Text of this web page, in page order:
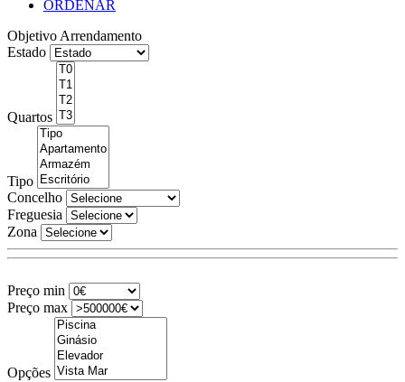
ORDENAR
Objetivo Arrendamento
Estado
Quartos
Tipo
Concelho
Freguesia
Zona
Preço min
Preço max
Opções